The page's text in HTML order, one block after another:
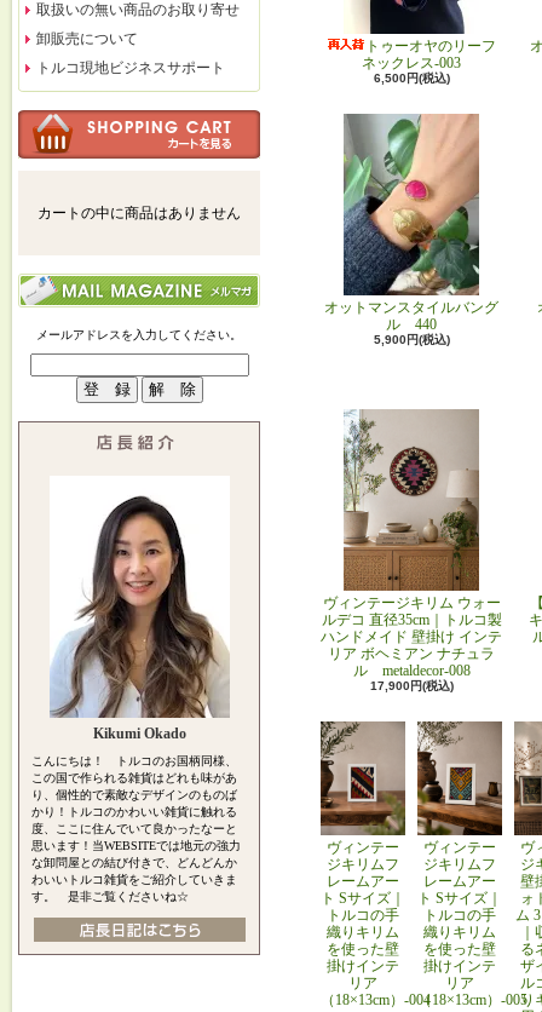
取扱いの無い商品のお取り寄せ
卸販売について
トルコ現地ビジネスサポート
カートの中に商品はありません
メールアドレスを入力してください。
Kikumi Okado
こんにちは！ トルコのお国柄同様、
この国で作られる雑貨はどれも味があ
り、個性的で素敵なデザインのものば
かり！トルコのかわいい雑貨に触れる
度、ここに住んでいて良かったなーと
思います！当WEBSITEでは地元の強力
な卸問屋との結び付きで、どんどんか
わいいトルコ雑貨をご紹介していきま
す。 是非ご覧くださいね☆
トゥーオヤのリーフ
ネックレス-003
6,500円(税込)
オットマンスタイルバング
ル 440
5,900円(税込)
ヴィンテージキリム ウォー
ルデコ 直径35cm｜トルコ製
ハンドメイド 壁掛け インテ
リア ボヘミアン ナチュラ
ル metaldecor-008
17,900円(税込)
ヴィンテー
ジキリムフ
レームアー
ト Sサイズ｜
トルコの手
織りキリム
を使った壁
掛けインテ
リア
（18×13cm）-004
ヴィンテー
ジキリムフ
レームアー
ト Sサイズ｜
トルコの手
織りキリム
を使った壁
掛けインテ
リア
（18×13cm）-005
ヴ
ジ
壁
ォ
ム
る
ザ
ル
り